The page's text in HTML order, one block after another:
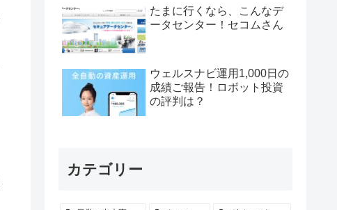
たまに行くなら、こんなデ
ータセンター！セコムさん
ウェルスナビ運用1,000日の
成績ご報告！ロボット投資
の評判は？
カテゴリー